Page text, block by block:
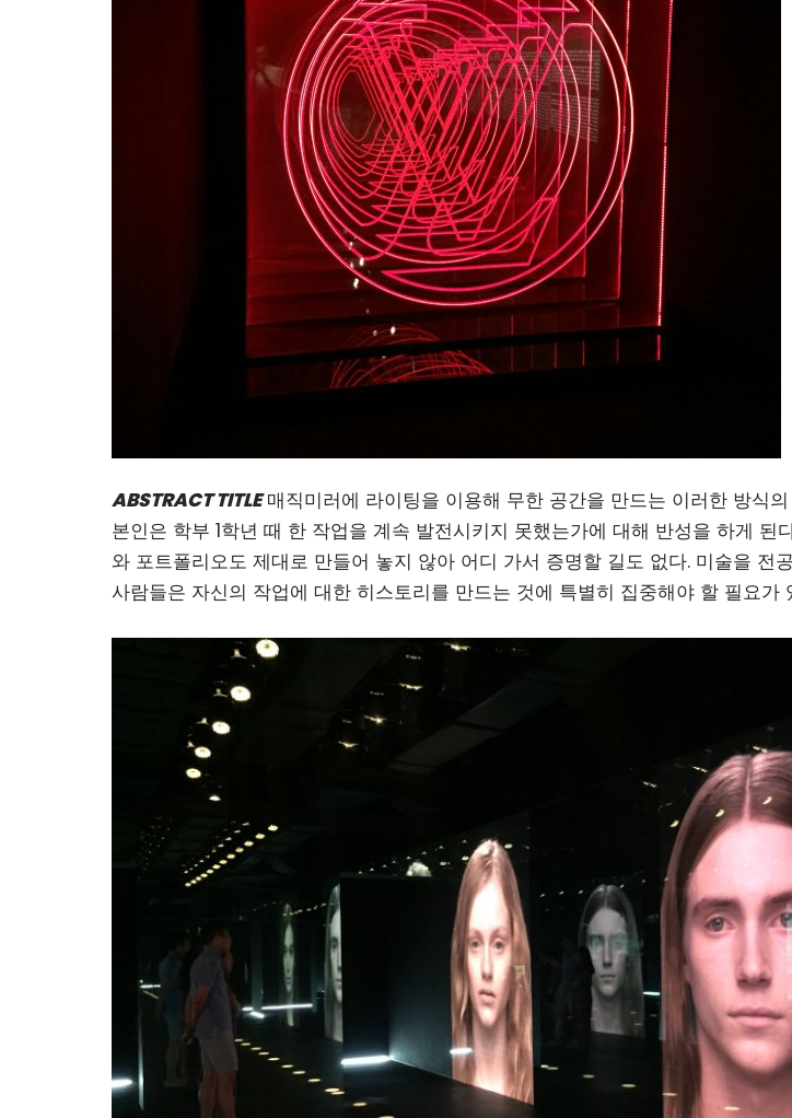
ABSTRACT TITLE매직미러에 라이팅을 이용해 무한 공간을 만드는 이러한 방식
본인은 학부 1학년 때 한 작업을 계속 발전시키지 못했는가에 대해 반성을 하게 된
와 포트폴리오도 제대로 만들어 놓지 않아 어디 가서 증명할 길도 없다. 미술을 전
사람들은 자신의 작업에 대한 히스토리를 만드는 것에 특별히 집중해야 할 필요가